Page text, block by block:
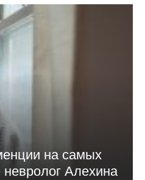
на самых
Алехина